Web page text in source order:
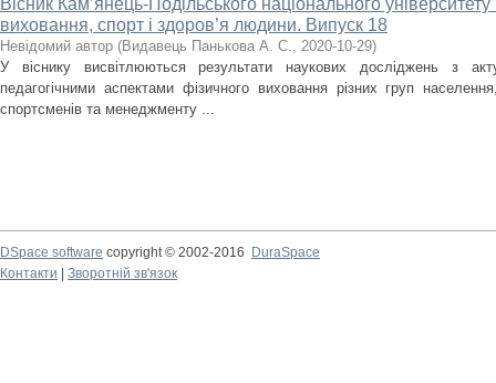
Вісник Кам’янець-Подільського національного університету
виховання, спорт і здоров’я людини. Випуск 18
Невідомий автор (Видавець Панькова А. С., 2020-10-29)
У віснику висвітлюються результати наукових досліджень з
педагогічними аспектами фізичного виховання різних груп населення,
спортсменів та менеджменту ...
DSpace software copyright © 2002-2016
DuraSpace
Контакти
Зворотній зв'язок